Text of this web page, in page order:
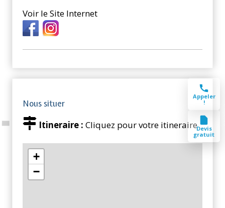
Voir le Site Internet
Nous situer
Itineraire : Cliquez pour votre itineraire
+
−
Appeler
!
Devis
gratuit